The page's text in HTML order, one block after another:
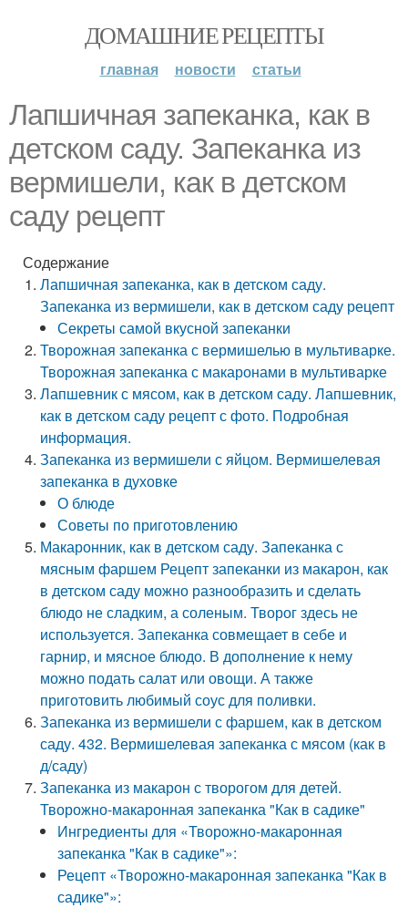
ДОМАШНИЕ РЕЦЕПТЫ
главная новости статьи
Лапшичная запеканка, как в
детском саду. Запеканка из
вермишели, как в детском
саду рецепт
Содержание
Лапшичная запеканка, как в детском саду.
Запеканка из вермишели, как в детском саду рецепт
Секреты самой вкусной запеканки
Творожная запеканка с вермишелью в мультиварке.
Творожная запеканка с макаронами в мультиварке
Лапшевник с мясом, как в детском саду. Лапшевник,
как в детском саду рецепт с фото. Подробная
информация.
Запеканка из вермишели с яйцом. Вермишелевая
запеканка в духовке
О блюде
Советы по приготовлению
Макаронник, как в детском саду. Запеканка с
мясным фаршем Рецепт запеканки из макарон, как
в детском саду можно разнообразить и сделать
блюдо не сладким, а соленым. Творог здесь не
используется. Запеканка совмещает в себе и
гарнир, и мясное блюдо. В дополнение к нему
можно подать салат или овощи. А также
приготовить любимый соус для поливки.
Запеканка из вермишели с фаршем, как в детском
саду. 432. Вермишелевая запеканка с мясом (как в
д/саду)
Запеканка из макарон с творогом для детей.
Творожно-макаронная запеканка "Как в садике"
Ингредиенты для «Творожно-макаронная
запеканка "Как в садике"»:
Рецепт «Творожно-макаронная запеканка "Как в
садике"»: